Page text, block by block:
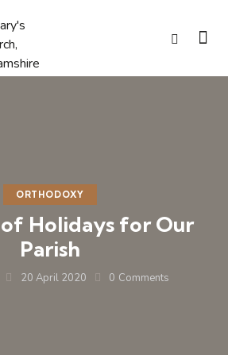
ORTHODOXY
Holidays for Our
Parish
20 April 2020 0 Comments